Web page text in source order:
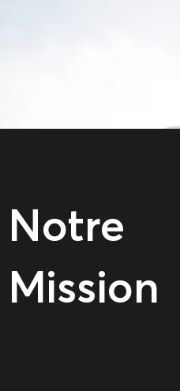
Notre
Mission